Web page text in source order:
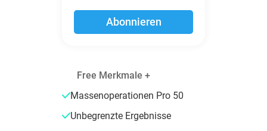
Abonnieren
Free Merkmale +
Massenoperationen Pro 50
Unbegrenzte Ergebnisse